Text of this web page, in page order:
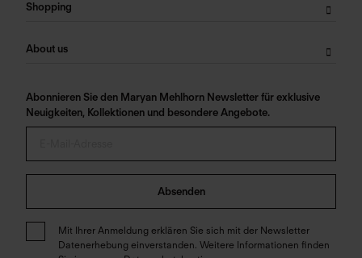
Shopping
About us
Abonnieren Sie den Maryan Mehlhorn Newsletter für exklusive
Neuigkeiten, Kollektionen und besondere Angebote.
Absenden
Mit Ihrer Anmeldung erklären Sie sich mit der Newsletter
Datenerhebung einverstanden. Weitere Informationen finden